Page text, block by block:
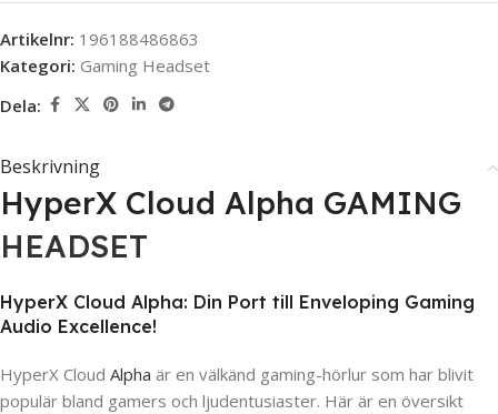
Artikelnr: 196188486863
Kategori: Gaming Headset
Dela:
Beskrivning
HyperX Cloud Alpha GAMING
HEADSET
HyperX Cloud Alpha: Din Port till Enveloping Gaming
Audio Excellence!
HyperX Cloud Alpha är en välkänd gaming-hörlur som har blivit
populär bland gamers och ljudentusiaster. Här är en översikt